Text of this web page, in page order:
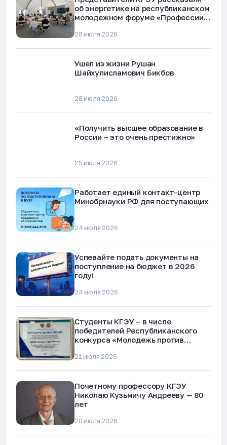
об энергетике на республиканском
молодежном форуме «Профессии
28 июля 2026
Ушел из жизни Рушан
Шайхулисламович Бикбов
28 июля 2026
«Получить высшее образование в
России – это очень престижно»
25 июля 2026
Работает единый контакт-центр
Минобрнауки РФ для поступающих
24 июля 2026
Успевайте подать документы на
поступление на бюджет в 2026
году!
24 июля 2026
Студенты КГЭУ – в числе
победителей Республиканского
конкурса «Молодежь против
мошенничества»
21 июля 2026
Почетному профессору КГЭУ
Николаю Кузьмичу Андрееву — 80
лет
20 июля 2026